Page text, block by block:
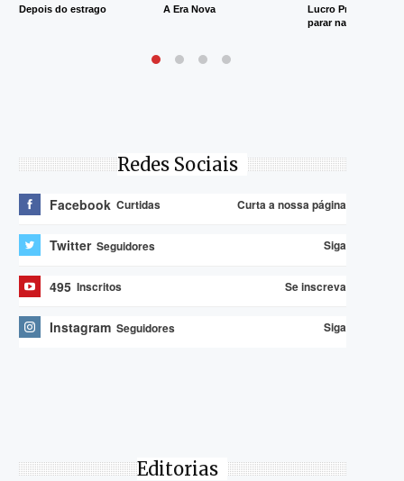
Depois do estrago A Era Nova
Lucro Presumido
parar na Justiça
Redes Sociais
Facebook Curtidas Curta a nossa página
Twitter Seguidores Siga
495 Inscritos Se inscreva
Instagram Seguidores Siga
Editorias